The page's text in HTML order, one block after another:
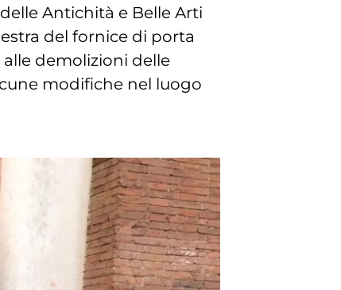
Antichità e Belle Arti
del fornice di porta
alle demolizioni delle
modifiche nel luogo